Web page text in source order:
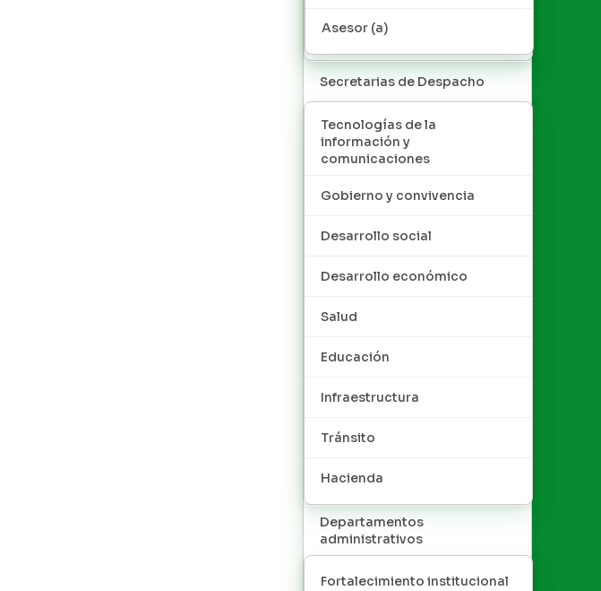
Asesor (a)
Secretarias de Despacho
Tecnologías de la
información y
comunicaciones
Gobierno y convivencia
Desarrollo social
Desarrollo económico
Salud
Educación
Infraestructura
Tránsito
Hacienda
Departamentos
administrativos
Fortalecimiento institucional